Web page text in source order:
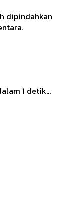
dipindahkan
1 detik...